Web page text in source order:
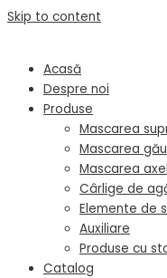
Skip to content
Acasă
Despre noi
Produse
Mascarea
Mascarea
Mascarea
Cârlige de
Elemente de
Auxiliare
Produse cu
Catalog